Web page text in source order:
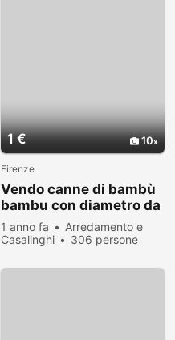
1 € 10
Firenze
Vendo canne di bambù
bambu con diametro da
1 cm. fino a 10 cm.
1 anno fa
Arredamento e
Casalinghi
306 persone